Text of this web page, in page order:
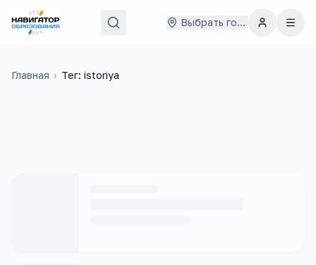
Выбрать город
Главная › Тег: istoriya